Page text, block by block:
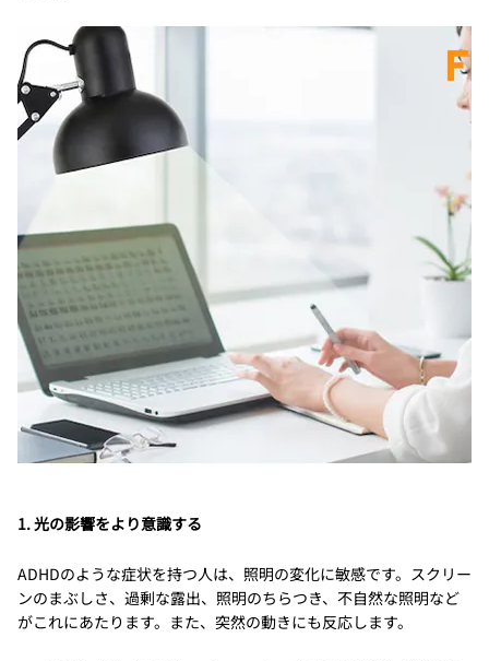
1. 光の影響をより意識する
ADHDのような症状を持つ人は、照明の変化に敏感です。スクリー
ンのまぶしさ、過剰な露出、照明のちらつき、不自然な照明など
がこれにあたります。また、突然の動きにも反応します。